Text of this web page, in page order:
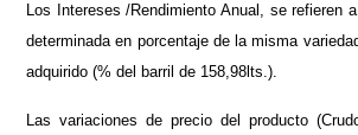
Los Intereses /Rendimiento Anual, se refieren
determinada en porcentaje de la misma
adquirido (% del barril de 158,98lts.).
Las variaciones de precio del producto